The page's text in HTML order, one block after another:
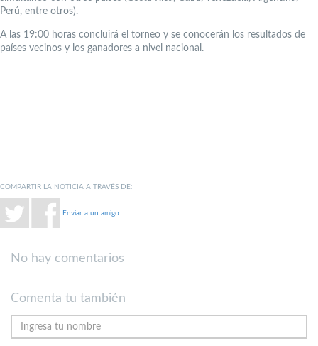
Perú, entre otros).
A las 19:00 horas concluirá el torneo y se conocerán los resultados de
países vecinos y los ganadores a nivel nacional.
COMPARTIR LA NOTICIA A TRAVÉS DE:
Enviar a un amigo
No hay comentarios
Comenta tu también